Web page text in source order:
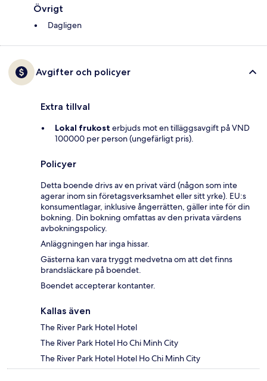
Övrigt
Dagligen
Avgifter och policyer
Extra tillval
Lokal frukost erbjuds mot en tilläggsavgift på VND
100000 per person (ungefärligt pris).
Policyer
Detta boende drivs av en privat värd (någon som inte
agerar inom sin företagsverksamhet eller sitt yrke). EU:s
konsumentlagar, inklusive ångerrätten, gäller inte för din
bokning. Din bokning omfattas av den privata värdens
avbokningspolicy.
Anläggningen har inga hissar.
Gästerna kan vara tryggt medvetna om att det finns
brandsläckare på boendet.
Boendet accepterar kontanter.
Kallas även
The River Park Hotel Hotel
The River Park Hotel Ho Chi Minh City
The River Park Hotel Hotel Ho Chi Minh City